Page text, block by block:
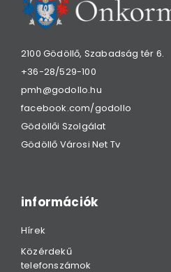
2100 Gödöllő, Szabadság tér 6.
+36-28/529-100
pmh@godollo.hu
facebook.com/godollo
Gödöllői Szolgálat
Gödöllő Városi Net Tv
információk
Hírek
Közérdekű
telefonszámok